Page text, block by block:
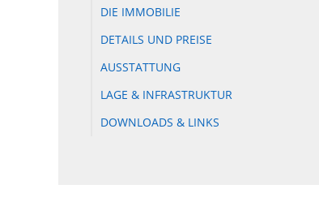
DIE IMMOBILIE
DETAILS UND PREISE
AUSSTATTUNG
LAGE & INFRASTRUKTUR
DOWNLOADS & LINKS